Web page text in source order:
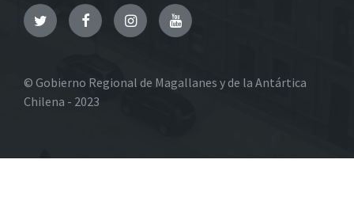
TwitterFacebookInstagramYouTube
© Gobierno Regional de Magallanes y de la Antártica
Chilena - 2023